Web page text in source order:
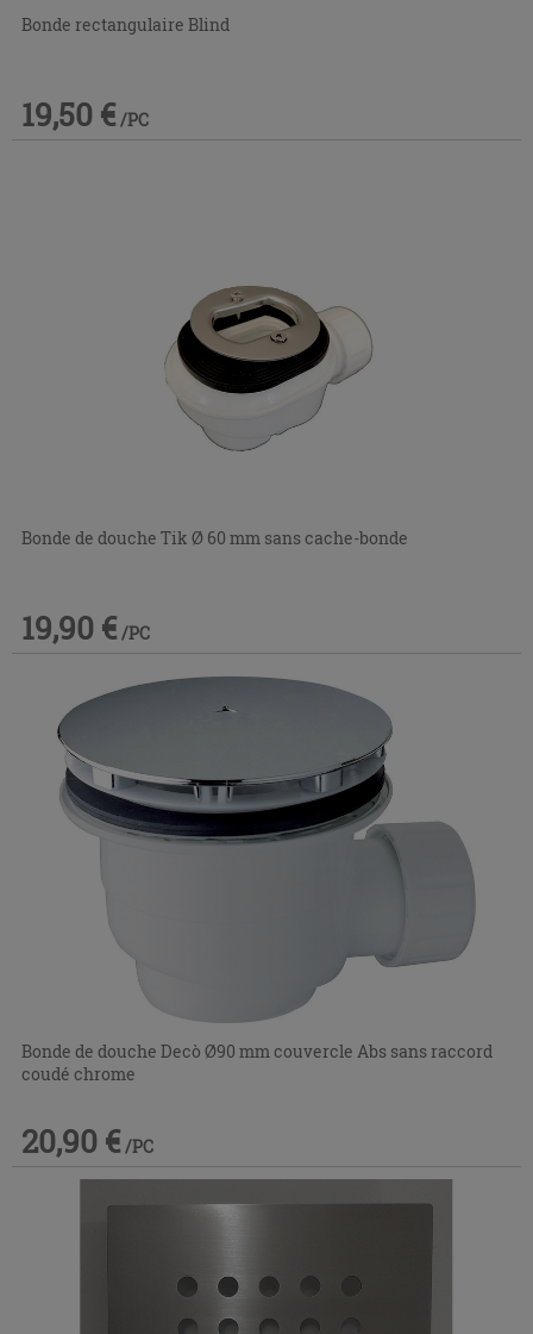
Bonde rectangulaire Blind
19,50 € /PC
Bonde de douche Tik Ø 60 mm sans cache-bonde
19,90 € /PC
Bonde de douche Decò Ø90 mm couvercle Abs sans raccord
coudé chrome
20,90 € /PC